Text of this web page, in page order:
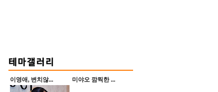
이영애, 변치않... 미야오 깜찍한 ...